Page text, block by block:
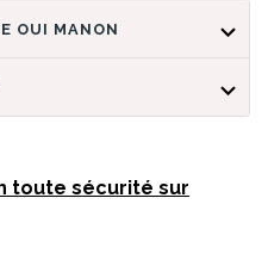
DÉCOUVREZ LA BOUTIQUE OUI MANON
toute sécurité sur